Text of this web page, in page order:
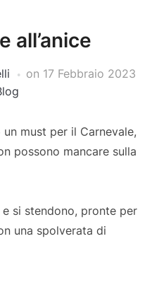
all’anice
on 17 Febbraio 2023
un must per il Carnevale,
possono mancare sulla
si stendono, pronte per
una spolverata di